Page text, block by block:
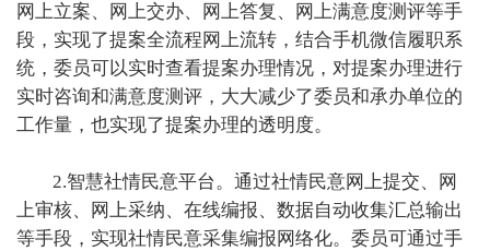
网上立案、网上交办、网上答复、网上满意度测评等手
段，实现了提案全流程网上流转，结合手机微信履职系
统，委员可以实时查看提案办理情况，对提案办理进行
实时咨询和满意度测评，大大减少了委员和承办单位的
工作量，也实现了提案办理的透明度。
2.智慧社情民意平台。通过社情民意网上提交、网
上审核、网上采纳、在线编报、数据自动收集汇总输出
等手段，实现社情民意采集编报网络化。委员可通过手